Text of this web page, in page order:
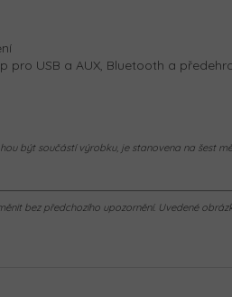
pro USB a AUX, Bluetooth a
být součástí výrobku, je stanovena na šest
bez předchozího upozornění. Uvedené